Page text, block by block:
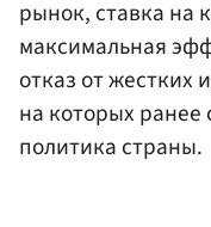
рынок, ставка на
максимальная
отказ от жестких
на которых ранее
политика страны.